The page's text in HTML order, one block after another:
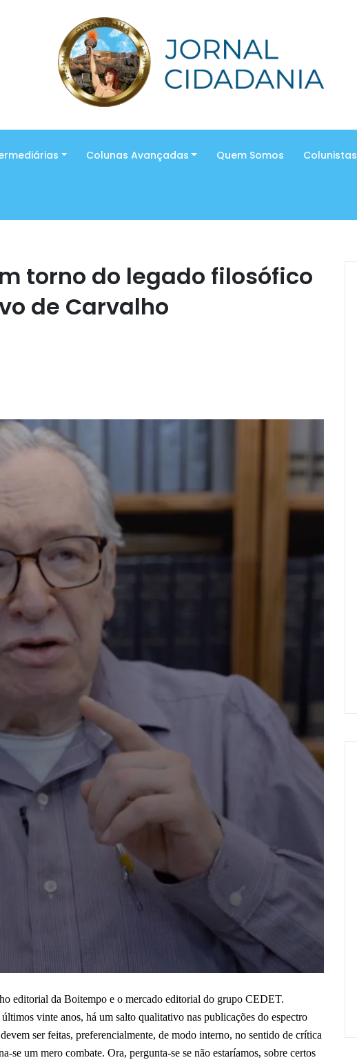
Colunas Avançadas Quem Somos Colunistas
torno do legado filosófico
de Carvalho
editorial da Boitempo e o mercado editorial do grupo CEDET.
vinte anos, há um salto qualitativo nas publicações do espectro
ser feitas, preferencialmente, de modo interno, no sentido de crítica
se um mero combate. Ora, pergunta-se se não estaríamos, sobre certos